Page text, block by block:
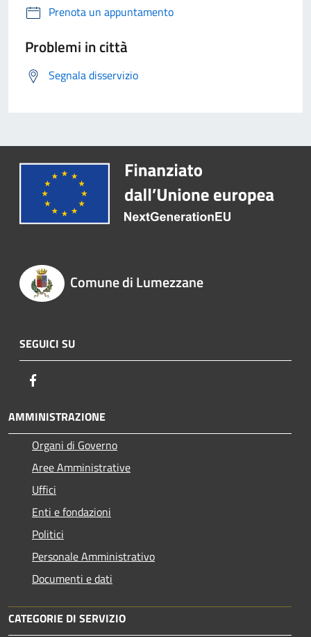
Prenota un appuntamento
Problemi in città
Segnala disservizio
Comune di Lumezzane
SEGUICI SU
AMMINISTRAZIONE
Organi di Governo
Aree Amministrative
Uffici
Enti e fondazioni
Politici
Personale Amministrativo
Documenti e dati
CATEGORIE DI SERVIZIO